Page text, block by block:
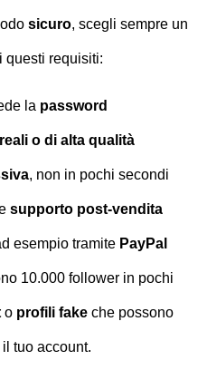
sicuro, scegli sempre un
questi requisiti:
la password
reali o di alta qualità
, non in pochi secondi
supporto post-vendita
esempio tramite PayPal
10.000 follower in pochi
o profili fake che possono
tuo account.